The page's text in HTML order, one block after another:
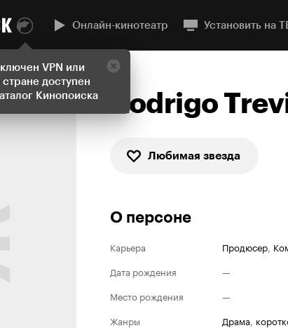
VPN или
доступен
Кинопоиска
Онлайн-кинотеатр Установить на
Rodrigo
Любимая звезда
О персоне
Карьера Продюсер,
Дата рождения
—
Место рождения
—
Жанры
драма,